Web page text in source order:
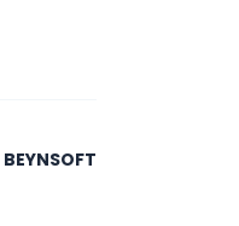
BEYNSOFT